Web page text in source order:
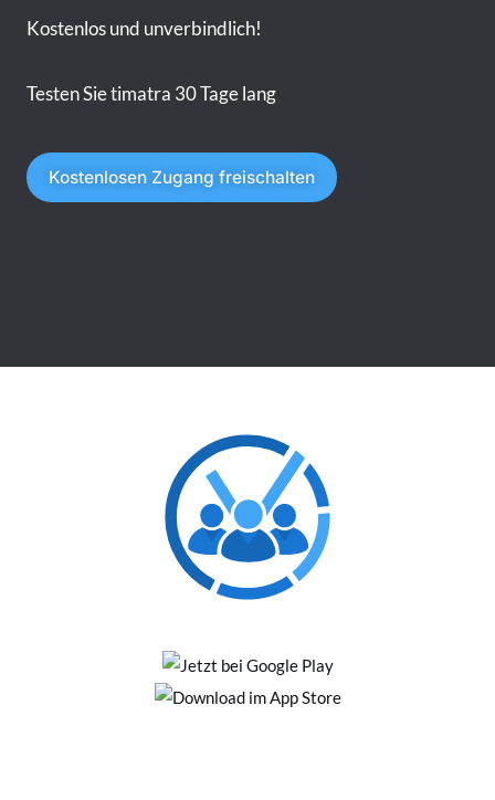
Kostenlos und unverbindlich!
Testen Sie timatra 30 Tage lang
Kostenlosen Zugang freischalten